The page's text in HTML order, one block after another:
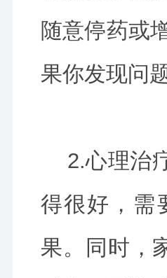
随意停药或
果你发现问
2.心理治
得很好，需
果。同时，